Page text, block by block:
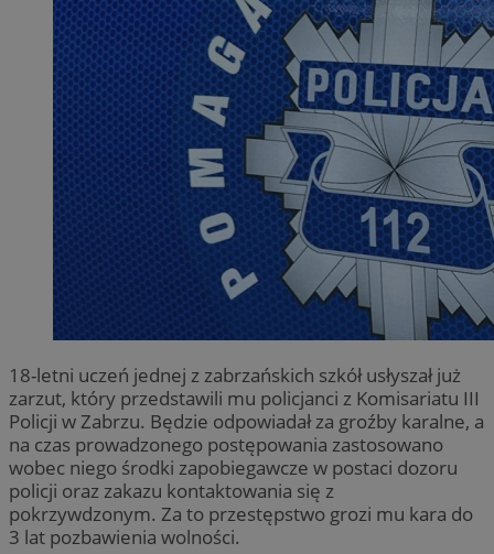
18-letni uczeń jednej z zabrzańskich szkół usłyszał już
zarzut, który przedstawili mu policjanci z Komisariatu III
Policji w Zabrzu. Będzie odpowiadał za groźby karalne, a
na czas prowadzonego postępowania zastosowano
wobec niego środki zapobiegawcze w postaci dozoru
policji oraz zakazu kontaktowania się z
pokrzywdzonym. Za to przestępstwo grozi mu kara do
3 lat pozbawienia wolności.